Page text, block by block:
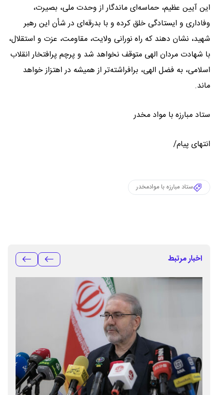
این آیین عظیم، حماسه‌ای ماندگار از وحدت ملی، بصیرت،
وفاداری و ایستادگی خلق کرده و با بدرقه‌ای در شأن این رهبر
شهید، نشان دهند که راه نورانی ولایت، مقاومت، عزت و استقلال،
با شهادت مردان الهی متوقف نخواهد شد و پرچم پرافتخار انقلاب
اسلامی، به فضل الهی، برافراشته‌تر از همیشه در اهتزاز خواهد
ماند.
ستاد مبارزه با مواد مخدر
انتهای پیام/
ستاد مبارزه با موادمخدر
اخبار مرتبط